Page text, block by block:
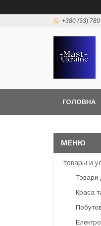
+380 (93)
ГОЛОВНА
товары и
Товари
Краса